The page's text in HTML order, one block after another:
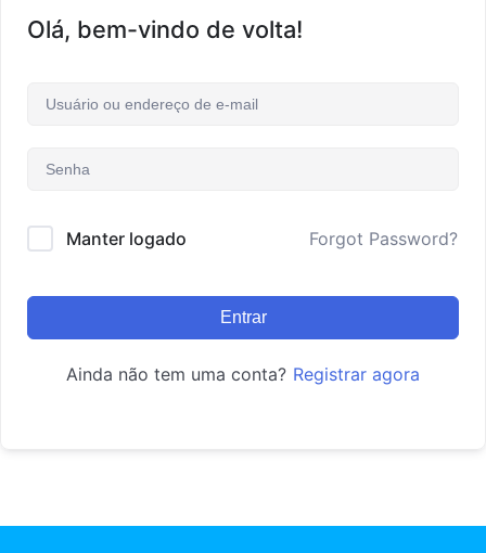
Olá, bem-vindo de volta!
Manter logado Forgot Password?
Entrar
Ainda não tem uma conta? Registrar agora